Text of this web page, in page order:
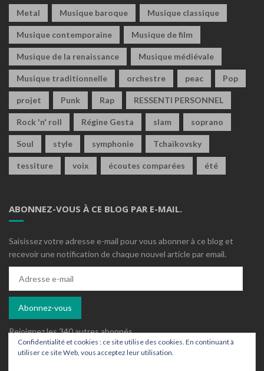
Metal Musique baroque Musique classique
Musique contemporaine Musique de film
Musique de la renaissance Musique médiévale
Musique traditionnelle orchestre peac Pop
projet Punk Rap RESSENTI PERSONNEL
Rock 'n' roll Régine Gesta slam soprano
Soul style symphonie Tchaïkovsky
tessiture voix écoutes comparées été
ABONNEZ-VOUS À CE BLOG PAR E-MAIL.
Saisissez votre adresse e-mail pour vous abonner à ce blog et
recevoir une notification de chaque nouvel article par email.
mail
Abonnez-vous
Rejoignez les 340 autres abonnés
Confidentialité et cookies : ce site utilise des cookies. En continuant à
utiliser ce site Web, vous acceptez leur utilisation.